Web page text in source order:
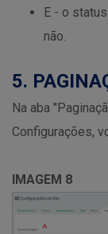
E - o
não.
5.
Na aba
Configurações,
IMAGEM 8